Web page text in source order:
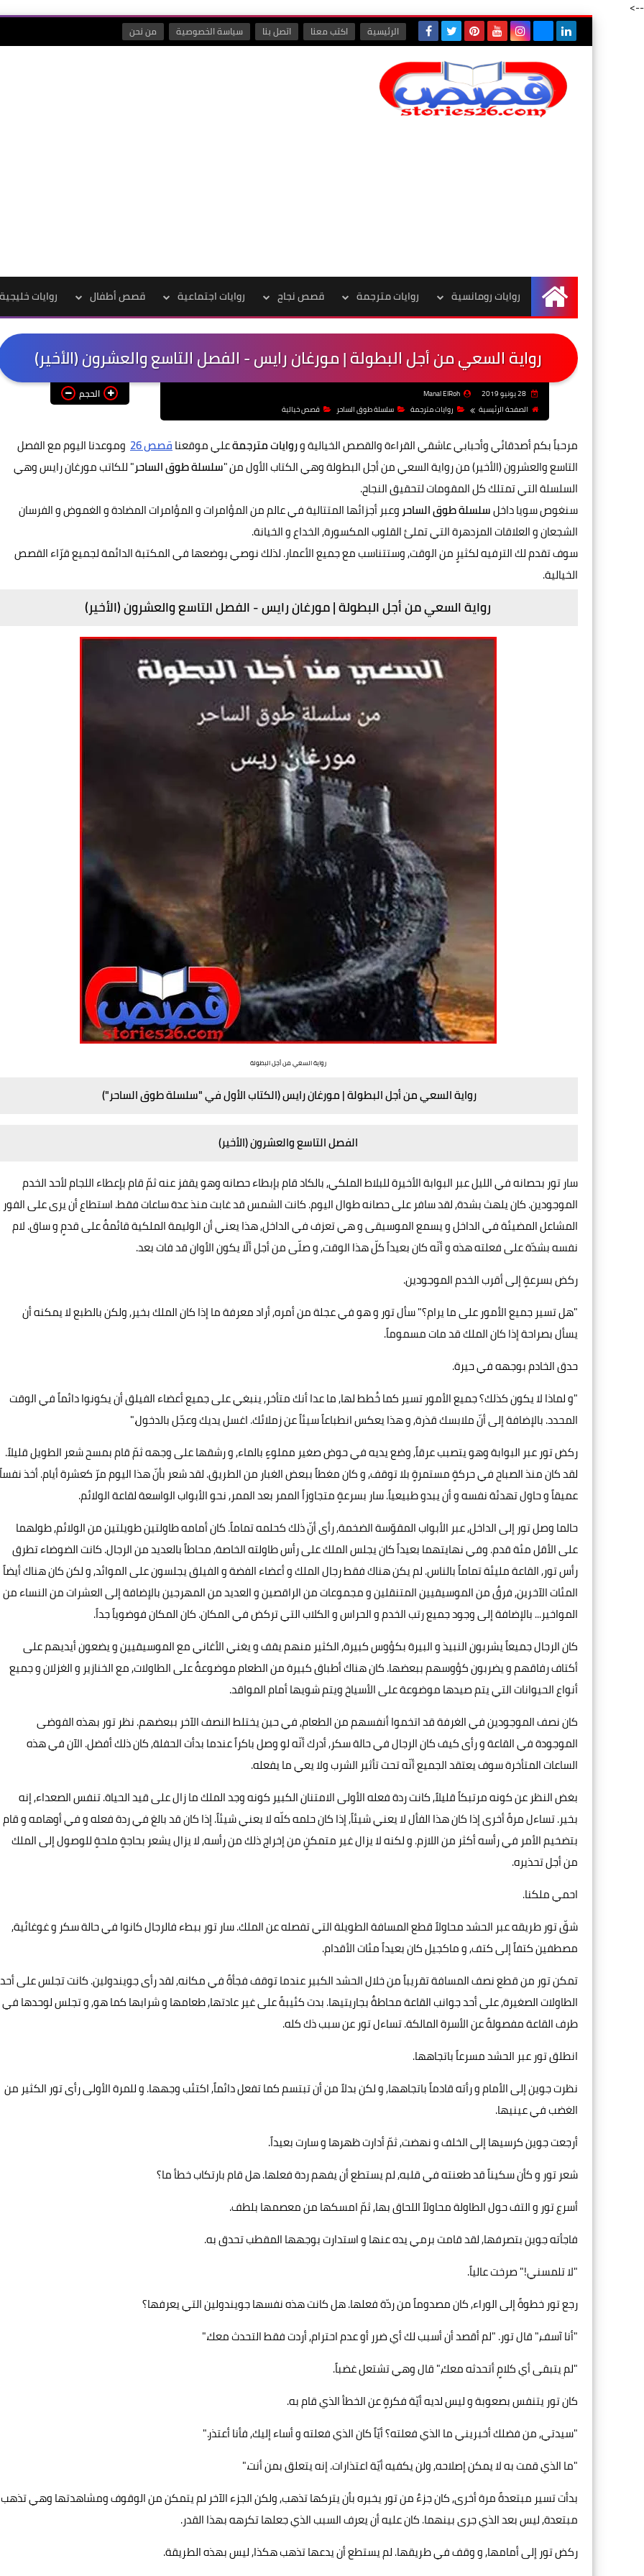
-->
الرئيسية اكتب معنا اتصل بنا سياسة الخصوصية من نحن
الرئيسية
روايات رومانسية روايات مترجمة قصص نجاح روايات اجتماعية قصص أطفال روايات خليجية
رواية السعي من أجل البطولة | مورغان رايس - الفصل التاسع والعشرون (الأخير)
28 يونيو 2019
Manal ElRoh
الصفحة الرئيسية
روايات مترجمة سلسلة طوق الساحر قصص خيالية
الحجم
مرحباً بكم أصدقائي وأحبابي عاشقي القراءة والقصص الخياليةوروايات مترجمةعلي موقعناقصص 26
وموعدنا اليوم مع الفصل
التاسع والعشرون (الأخير) من رواية السعي من أجل البطولة وهي الكتاب الأول من"سلسلة طوق الساحر" للكاتب مورغان رايس وهي
السلسلة التي تمتلك كل المقومات لتحقيق النجاح.
سنغوص سويا داخلسلسلة طوق الساحروعبر أجزائها المتتاليةفي عالم من المؤامرات و المؤامرات المضادة و الغموض و الفرسان
الشجعان و العلاقات المزدهرة التي تملئ القلوب المكسورة, الخداع و الخيانة.
سوف تقدم لك الترفيه لكثيرٍ من الوقت, وستتناسب مع جميع الأعمار. لذلك نوصي بوضعها في المكتبة الدائمة لجميع قرّاء القصص
الخيالية.
رواية السعي من أجل البطولة | مورغان رايس - الفصل التاسع والعشرون (الأخير)
رواية السعي من أجل البطولة
رواية السعي من أجل البطولة | مورغان رايس (الكتاب الأول في "سلسلة طوق الساحر")
الفصل التاسع والعشرون (الأخير)
سار تور بحصانه في الليل عبر البوابة الأخيرة للبلاط الملكي, بالكاد قام بإبطاء حصانه وهو يقفز عنه ثمّ قام بإعطاء اللجام لأحد الخدم
الموجودين. كان يلهث بشدة, لقد سافر على حصانه طوال اليوم. كانت الشمس قد غابت منذ عدة ساعات فقط. استطاع أن يرى على الفور
المشاعل المضيئة في الداخل و يسمع الموسيقى و هي تعزف في الداخل, هذا يعني أن الوليمة الملكية قائمةٌ على قدمٍ و ساق. لام
نفسه بشدّة على فعلته هذه و أنّه كان بعيداً كلّ هذا الوقت, و صلّى من أجل ألّا يكون الأوان قد فات بعد.
ركض بسرعةٍ إلى أقرب الخدم الموجودين.
"هل تسير جميع الأمور على ما يرام؟" سأل تور و هو في عجلة من أمره, أراد معرفة ما إذا كان الملك بخير, ولكن بالطبع لا يمكنه أن
يسأل بصراحة إذا كان الملك قد مات مسموماً.
حدق الخادم بوجهه في حيرة.
"و لماذا لا يكون كذلك؟ جميع الأمور تسير كما خُطط لها, ما عدا أنك متأخر, ينبغي على جميع أعضاء الفيلق أن يكونوا دائماً في الوقت
المحدد. بالإضافة إلى أنّ ملابسك قذرة, و هذا يعكس انطباعاً سيئاً عن زملائك. اغسل يديك وعجّل بالدخول."
ركض تور عبر البوابة وهو يتصبب عرقاً, وضع يديه في حوض صغير مملوءٍ بالماء, و رشقها على وجهه ثمّ قام بمسح شعر الطويل قليلاً.
لقد كان منذ الصباح في حركةٍ مستمرةٍ بلا توقف, و كان مغطاً ببعض الغبار من الطريق. لقد شعر بأنّ هذا اليوم مرّ كعشرة أيام. أخذ نفساً
عميقاً و حاول تهدئة نفسه و أن يبدو طبيعياً. سار بسرعةٍ متجاوزاً الممر بعد الممر, نحو الأبواب الواسعة لقاعة الولائم.
حالما وصل تور إلى الداخل, عبر الأبواب المقوّسة الضخمة, رأى أنّ ذلك كحلمه تماماً. كان أمامه طاولتين طويلتين من الولائم, طولهما
على الأقل مئة قدم. وفي نهايتهما بعيداً كان يجلس الملك على رأس طاولته الخاصة, محاطاً بالعديد من الرجال. كانت الضوضاء تطرق
رأس تور, القاعة مليئة تماماً بالناس. لم يكن هناك فقط رجال الملك و أعضاء الفضة و الفيلق يجلسون على الموائد, و لكن كان هناك أيضاً
المئات الآخرين, فرقٌ من الموسيقيين المتنقلين و مجموعات من الراقصين و العديد من المهرجين بالإضافة إلى العشرات من النساء من
المواخير... بالإضافة إلى وجود جميع رتب الخدم و الحراس و الكلاب التي تركض في المكان. كان المكان فوضوياً جداً.
كان الرجال جميعاً يشربون النبيذ و البيرة بكؤوس كبيرة, الكثير منهم يقف و يغني الأغاني مع الموسيقيين و يضعون أيديهم على
أكتاف رفاقهم و يضربون كؤوسهم ببعضها. كان هناك أطباق كبيرة من الطعام موضوعةٌ على الطاولات, مع الخنازير و الغزلان و جميع
أنواع الحيوانات التي يتم صيدها موضوعة على الأسياخ ويتم شويها أمام المواقد.
كان نصف الموجودين في الغرفة قد اتخموا أنفسهم من الطعام, في حين يختلط النصف الآخر ببعضهم. نظر تور بهذه الفوضى
الموجودة في القاعة و رأى كيف كان الرجال في حالة سكر, أدرك أنّه لو وصل باكراً عندما بدأت الحفلة, كان ذلك أفضل. الآن في هذه
الساعات المتأخرة سوف يعتقد الجميع أنّه تحت تأثير الشرب ولا يعي ما يفعله.
بغض النظر عن كونه مرتبكاً قليلاً, كانت ردة فعله الأولى الامتنان الكبير كونه وجد الملك ما زال على قيد الحياة. تنفس الصعداء, إنه
بخير. تساءل مرةً أخرى إذا كان هذا الفأل لا يعني شيئاً, إذا كان حلمه كلّه لا يعني شيئاً. إذا كان قد بالغ في ردة فعله و في أوهامه و قام
بتضخيم الأمر في رأسه أكثر من اللازم. و لكنه لا يزال غير متمكنٍ من إخراج ذلك من رأسه, لا يزال يشعر بحاجةٍ ملحةٍ للوصول إلى الملك
من أجل تحذيره.
احمي ملكنا.
شقّ تور طريقه عبر الحشد محاولاً قطع المسافة الطويلة التي تفصله عن الملك. سار تور ببطء فالرجال كانوا في حالة سكر و غوغائية,
مصطفين كتفاً إلى كتف, و ماكجيل كان بعيداً مئات الأقدام.
تمكن تور من قطع نصف المسافة تقريباً من خلال الحشد الكبير عندما توقف فجأةً في مكانه, لقد رأى جويندولين. كانت تجلس على أحد
الطاولات الصغيرة, على أحد جوانب القاعة محاطةٌ بجاريتيها. بدت كئيبةً على غير عادتها, طعامها و شرابها كما هو, و تجلس لوحدها في
طرف القاعة مفصولةً عن الأسرة المالكة. تساءل تور عن سبب ذك كله.
انطلق تور عبر الحشد مسرعاً باتجاهها.
نظرت جوين إلى الأمام و رأته قادماً باتجاهها, و لكن بدلاً من أن تبتسم كما تفعل دائماً, اكتئب وجهها. و للمرة الأولى رأى تور الكثير من
الغضب في عينيها.
أرجعت جوين كرسيها إلى الخلف و نهضت, ثمّ أدارت ظهرها و سارت بعيداً.
شعر تور و كأن سكيناً قد طعنته في قلبه, لم يستطع أن يفهم ردة فعلها. هل قام بارتكاب خطأ ما؟
أسرع تور و التف حول الطاولة محاولاً اللحاق بها, ثمّ امسكها من معصمها بلطف.
فاجأته جوين بتصرفها, لقد قامت برمي يده عنها و استدارت بوجهها المقطب تحدق به.
"لا تلمسني!" صرخت عالياً.
رجع تور خطوةً إلى الوراء, كان مصدوماً من ردّة فعلها. هل كانت هذه نفسها جويندولين التي يعرفها؟
"أنا آسف," قال تور. "لم أقصد أن أسبب لك أي ضرر أو عدم احترام, أردت فقط التحدث معك."
"لم يتبقى أي كلامٍ أتحدثه معك," قال وهي تشتعل غضباً.
كان تور يتنفس بصعوبة و ليس لديه أيّة فكرةٍ عن الخطأ الذي قام به.
"سيدتي, من فضلك أخبريني ما الذي فعلته؟ أيّاً كان الذي فعلته و أساء إليك, فأنا أعتذر."
"ما الذي قمت به لا يمكن إصلاحه, ولن يكفيه أيّة اعتذارات. إنه يتعلق بمن أنت."
بدأت تسير مبتعدةً مرة أخرى, كان جزءٌ من تور يخبره بأن يتركها تذهب, ولكن الجزء الآخر لم يتمكن من الوقوف ومشاهدتها وهي تذهب
مبتعدة, ليس بعد الذي جرى بينهما. كان عليه أن يعرف السبب الذي جعلها تكرهه بهذا القدر.
ركض تور إلى أمامها, و وقف في طريقها. لم يستطع أن يدعها تذهب هكذا, ليس بهذه الطريقة.